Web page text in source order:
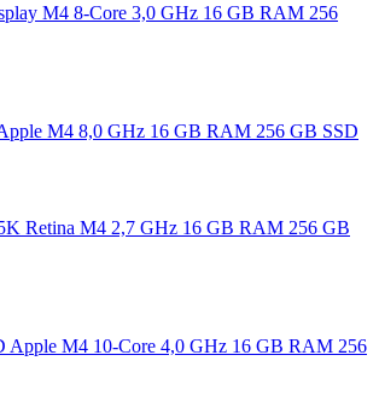
M4 8-Core 3,0 GHz 16 GB RAM 256
M4 8,0 GHz 16 GB RAM 256 GB SSD
Retina M4 2,7 GHz 16 GB RAM 256 GB
Apple M4 10-Core 4,0 GHz 16 GB RAM 256